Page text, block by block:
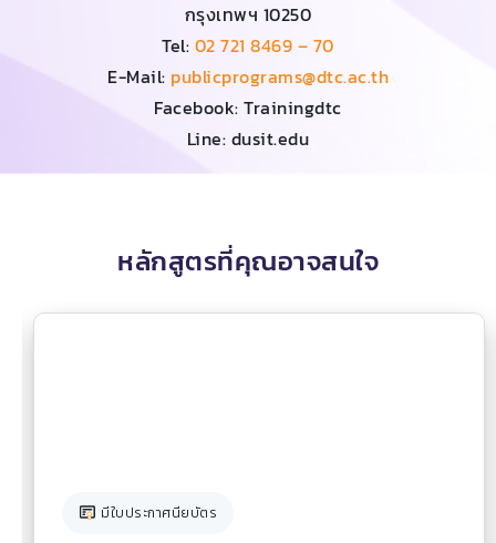
กรุงเทพฯ 10250
Tel: 02 721 8469 – 70
E-Mail: publicprograms@dtc.ac.th
Facebook: Trainingdtc
Line: dusit.edu
หลักสูตรที่คุณอาจสนใจ
มีใบประกาศนียบัตร